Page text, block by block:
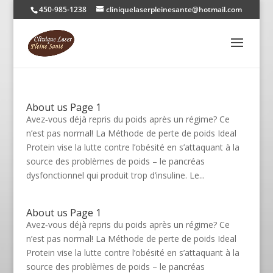
450-985-1238 cliniquelaserpleinesante@hotmail.com
About us Page 1
Avez‑vous déjà repris du poids après un régime? Ce
n’est pas normal! La Méthode de perte de poids Ideal
Protein vise la lutte contre l’obésité en s’attaquant à la
source des problèmes de poids – le pancréas
dysfonctionnel qui produit trop d’insuline. Le...
About us Page 1
Avez‑vous déjà repris du poids après un régime? Ce
n’est pas normal! La Méthode de perte de poids Ideal
Protein vise la lutte contre l’obésité en s’attaquant à la
source des problèmes de poids – le pancréas